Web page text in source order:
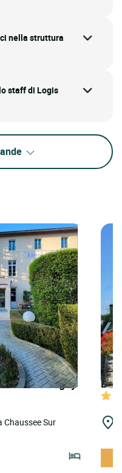
nella struttura
staff di Logis
de Mutigny
Chaussee Sur